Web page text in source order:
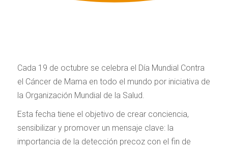
Cada 19 de octubre se celebra el Día Mundial Contra
el Cáncer de Mama en todo el mundo por iniciativa de
la Organización Mundial de la Salud.
Esta fecha tiene el objetivo de crear conciencia,
sensibilizar y promover un mensaje clave: la
importancia de la detección precoz con el fin de